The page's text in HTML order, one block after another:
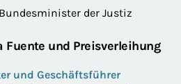
der Justiz
Fuente und Preisverleihung
und Geschäftsführer